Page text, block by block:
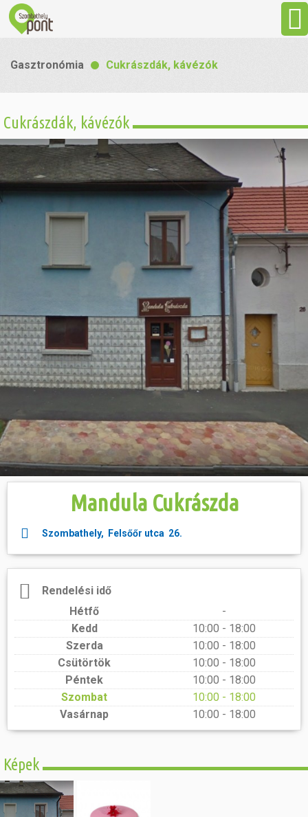
Látnivalók
Gasztronómia
Szállás
Hasznos
Gasztronómia Cukrászdák, kávézók
Cukrászdák, kávézók
Mandula Cukrászda
Szombathely, Felsőőr utca 26.
Rendelési idő
Hétfő
-
Kedd
10:00 - 18:00
Szerda
10:00 - 18:00
Csütörtök
10:00 - 18:00
Péntek
10:00 - 18:00
Szombat
10:00 - 18:00
Vasárnap
10:00 - 18:00
Képek